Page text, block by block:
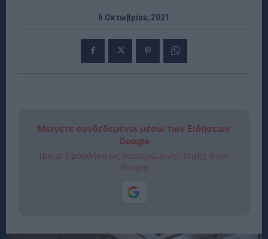
6 Οκτωβρίου, 2021
Μείνετε συνδεδεμένοι μέσω των Ειδήσεων
Google
rpn.gr Προσθήκη ως προτιμώμενης πηγής στην
Google